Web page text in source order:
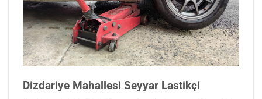
Dizdariye Mahallesi Seyyar Lastikçi